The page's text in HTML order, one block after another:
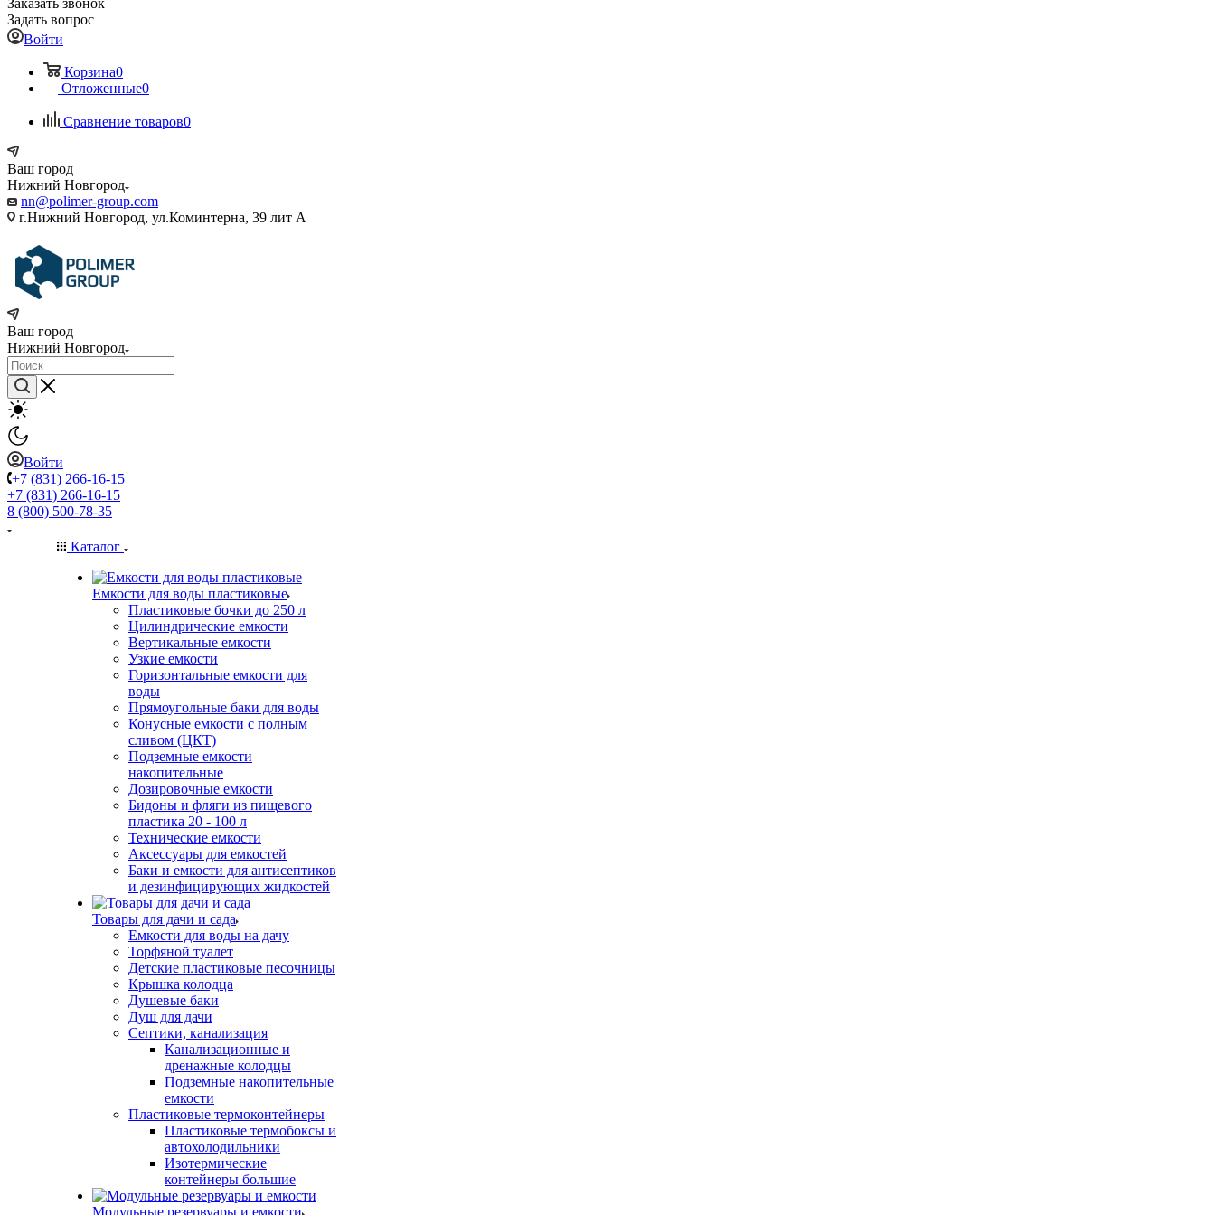
Заказать звонок
Задать вопрос
Войти
Корзина0
Отложенные0
Сравнение товаров0
Ваш город
Нижний Новгород
nn@polimer-group.com
г.Нижний Новгород, ул.Коминтерна, 39 лит А
Ваш город
Нижний Новгород
Войти
+7 (831) 266-16-15
+7 (831) 266-16-15
8 (800) 500-78-35
Каталог
Емкости для воды пластиковые
Пластиковые бочки до 250 л
Цилиндрические емкости
Вертикальные емкости
Узкие емкости
Горизонтальные емкости для
воды
Прямоугольные баки для воды
Конусные емкости с полным
сливом (ЦКТ)
Подземные емкости
накопительные
Дозировочные емкости
Бидоны и фляги из пищевого
пластика 20 - 100 л
Технические емкости
Аксессуары для емкостей
Баки и емкости для антисептиков
и дезинфицирующих жидкостей
Товары для дачи и сада
Емкости для воды на дачу
Торфяной туалет
Детские пластиковые песочницы
Крышка колодца
Душевые баки
Душ для дачи
Септики, канализация
Канализационные и
дренажные колодцы
Подземные накопительные
емкости
Пластиковые термоконтейнеры
Пластиковые термобоксы и
автохолодильники
Изотермические
контейнеры большие
Модульные резервуары и емкости